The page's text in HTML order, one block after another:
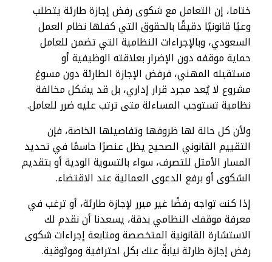
ختاما، إن التعامل مع شكوى رفض إجازة طارئة يتطلب
وعيًا قانونيًا دقيقًا بالحقوق التي كفلها نظام العمل
السعودي، وبالإجراءات النظامية التي تضمن للعامل
حماية موقفه دون الإضرار بعلاقته الوظيفية أو
مستقبله المهني، فرفض الإجازة الطارئة دون مسوغ
مشروع لا يُعد مجرد قرار إداري، بل قد يشكل مخالفة
نظامية تستوجب المساءلة متى ترتب عليه ضرر للعامل.
ولأن كل حالة لها ظروفها وتفاصيلها الخاصة، فإن
التقييم القانوني الصحيح يظل عنصرًا حاسمًا في تحديد
المسار الأمثل للتصرف، سواء بالتسوية الودية أو بتقديم
الشكوى أو برفع الدعوى العمالية عند الاقتضاء.
إذا كنت تواجه رفضًا غير مبرر لإجازة طارئة، أو ترغب في
معرفة موقفك النظامي بدقة، يسعدنا أن نقدم لك
الاستشارة القانونية المتخصصة ومتابعة إجراءات شكوى
رفض إجازة طارئة نيابةً عنك بكل احترافية وموثوقية.